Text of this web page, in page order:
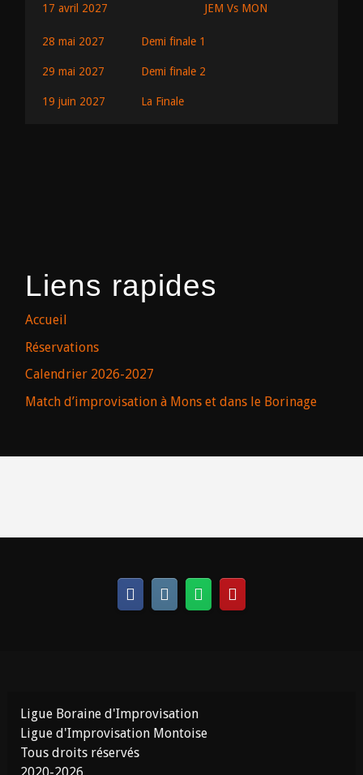
17 avril 2027 JEM Vs MON
28 mai 2027 Demi finale 1
29 mai 2027 Demi finale 2
19 juin 2027 La Finale
Liens rapides
Accueil
Réservations
Calendrier 2026-2027
Match d’improvisation à Mons et dans le Borinage
Ligue Boraine d'Improvisation
Ligue d'Improvisation Montoise
Tous droits réservés